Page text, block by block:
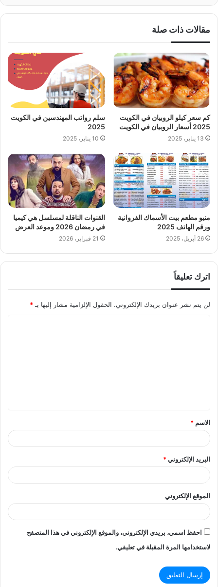
مقالات ذات صلة
كم سعر كيلو الروبيان في الكويت
2025 أسعار الروبيان في الكويت
13 يناير، 2025
سلم رواتب المهندسين في الكويت
2025
10 يناير، 2025
منيو مطعم بيت الأسماك الفروانية
ورقم الهاتف 2025
26 أبريل، 2025
القنوات الناقلة لمسلسل هي كيميا
في رمضان 2026 وموعد العرض
21 فبراير، 2026
اترك تعليقاً
لن يتم نشر عنوان بريدك الإلكتروني. الحقول الإلزامية مشار إليها بـ*
ق
*
الاسم *
البريد الإلكتروني*
الموقع الإلكتروني
احفظ اسمي، بريدي الإلكتروني، والموقع الإلكتروني في هذا المتصفح
لاستخدامها المرة المقبلة في تعليقي.